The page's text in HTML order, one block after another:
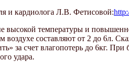
и кардиолога Л.В. Фетисовой:
высокой температуры и
воздухе составляют от 2 до 6л.
за счет влагопотерь до 6кг.
удара.